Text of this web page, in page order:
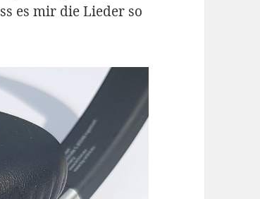
es mir die Lieder so